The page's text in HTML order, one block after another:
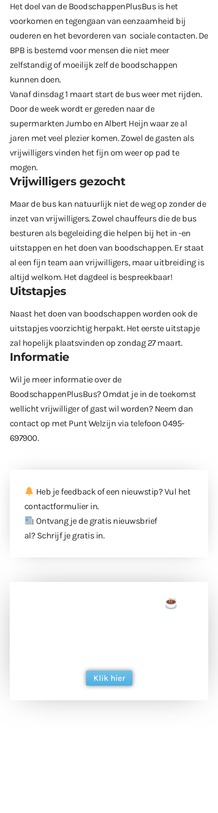
Het doel van de BoodschappenPlusBus is het
voorkomen en tegengaan van eenzaamheid bij
ouderen en het bevorderen van sociale contacten. De
BPB is bestemd voor mensen die niet meer
zelfstandig of moeilijk zelf de boodschappen
kunnen doen.
Vanaf dinsdag 1 maart start de bus weer met rijden.
Door de week wordt er gereden naar de
supermarkten Jumbo en Albert Heijn waar ze al
jaren met veel plezier komen. Zowel de gasten als
vrijwilligers vinden het fijn om weer op pad te
mogen.
Vrijwilligers gezocht
Maar de bus kan natuurlijk niet de weg op zonder de
inzet van vrijwilligers. Zowel chauffeurs die de bus
besturen als begeleiding die helpen bij het in -en
uitstappen en het doen van boodschappen. Er staat
al een fijn team aan vrijwilligers, maar uitbreiding is
altijd welkom. Het dagdeel is bespreekbaar!
Uitstapjes
Naast het doen van boodschappen worden ook de
uitstapjes voorzichtig herpakt. Het eerste uitstapje
zal hopelijk plaatsvinden op zondag 27 maart.
Informatie
Wil je meer informatie over de
BoodschappenPlusBus? Omdat je in de toekomst
wellicht vrijwilliger of gast wil worden? Neem dan
contact op met Punt Welzijn via telefoon 0495-
697900.
Heb je feedback of een nieuwstip? Vul het
contactformulierin.
Ontvang je de gratis nieuwsbrief
al? Schrijf je gratis in.
Klik hier